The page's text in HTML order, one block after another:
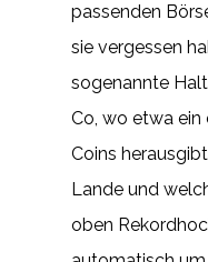
passenden
sie vergessen
sogenannte
Co, wo etwa
Coins
Lande und
oben